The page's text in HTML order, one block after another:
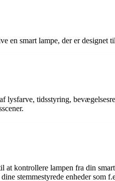
en smart lampe, der er designet
tidsstyring,
kontrollere lampen fra din
stemmestyrede enheder som